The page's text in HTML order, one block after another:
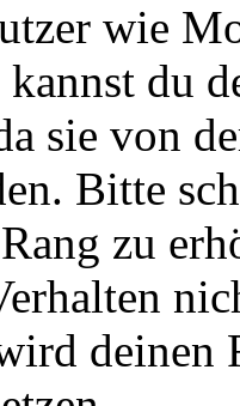
wie
du
sie von
Bitte
zu
deinen